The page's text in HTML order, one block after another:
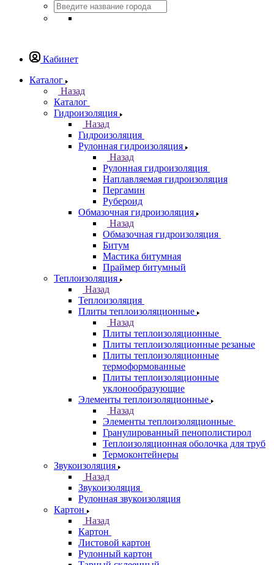
Кабинет
Каталог
Назад
Каталог
Гидроизоляция
Назад
Гидроизоляция
Рулонная гидроизоляция
Назад
Рулонная гидроизоляция
Наплавляемая гидроизоляция
Пергамин
Рубероид
Обмазочная гидроизоляция
Назад
Обмазочная гидроизоляция
Битум
Мастика битумная
Праймер битумный
Теплоизоляция
Назад
Теплоизоляция
Плиты теплоизоляционные
Назад
Плиты теплоизоляционные
Плиты теплоизоляционные резаные
Плиты теплоизоляционные
термоформованные
Плиты теплоизоляционные
уклонообразующие
Элементы теплоизоляционные
Назад
Элементы теплоизоляционные
Гранулированный пенополистирол
Теплоизоляционная оболочка для труб
Термоконтейнеры
Звукоизоляция
Назад
Звукоизоляция
Рулонная звукоизоляция
Картон
Назад
Картон
Листовой картон
Рулонный картон